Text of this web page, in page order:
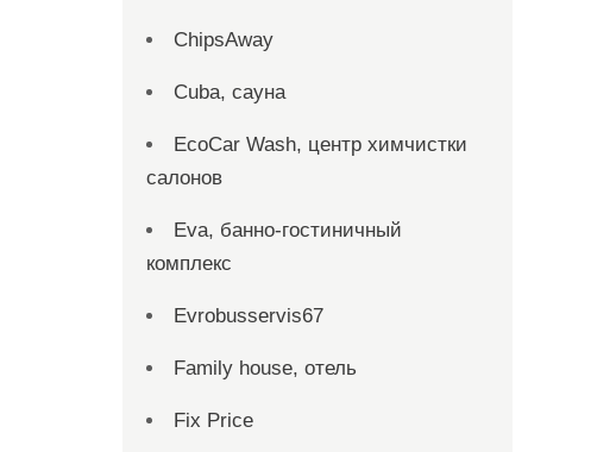
ChipsAway
Cuba, сауна
EcoCar Wash, центр химчистки
салонов
Eva, банно-гостиничный
комплекс
Evrobusservis67
Family house, отель
Fix Price